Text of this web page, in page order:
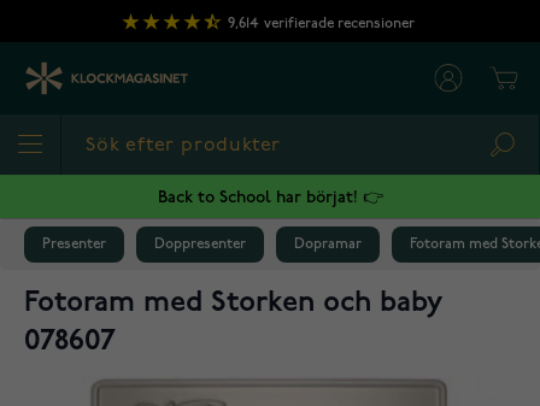
Hoppa till innehållet
9,614 verifierade recensioner
Back to School har börjat! 👉
Presenter Doppresenter Dopramar Fotoram med
Fotoram med Storken och baby
078607